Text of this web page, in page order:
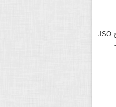
درک نوردهی – همراه با توضیح ISO،